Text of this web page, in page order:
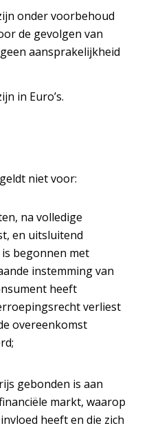
onder voorbehoud
de gevolgen van
aansprakelijkheid
in Euro’s.
niet voor:
na volledige
en uitsluitend
begonnen met
instemming van
heeft
verliest
overeenkomst
gebonden is aan
markt, waarop
heeft en die zich